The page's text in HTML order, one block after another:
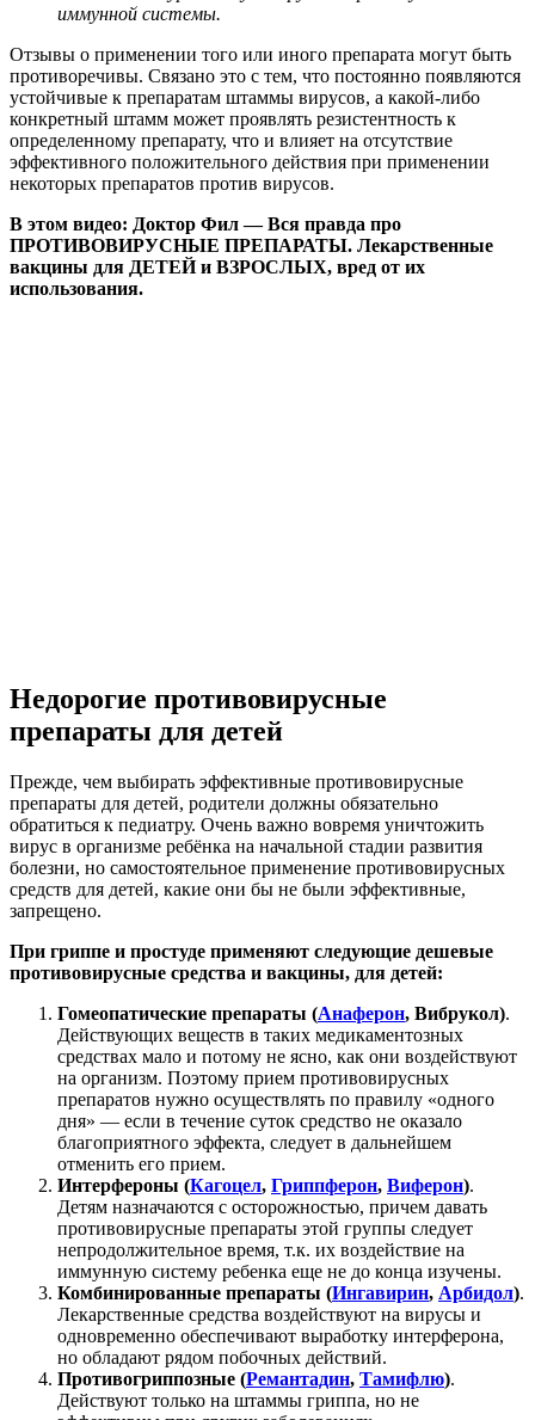
иммунной системы.
Отзывы о применении того или иного препарата могут быть
противоречивы. Связано это с тем, что постоянно появляются
устойчивые к препаратам штаммы вирусов, а какой-либо
конкретный штамм может проявлять резистентность к
определенному препарату, что и влияет на отсутствие
эффективного положительного действия при применении
некоторых препаратов против вирусов.
В этом видео: Доктор Фил — Вся правда про
ПРОТИВОВИРУСНЫЕ ПРЕПАРАТЫ. Лекарственные
вакцины для ДЕТЕЙ и ВЗРОСЛЫХ, вред от их
использования.
Недорогие противовирусные
препараты для детей
Прежде, чем выбирать эффективные противовирусные
препараты для детей, родители должны обязательно
обратиться к педиатру. Очень важно вовремя уничтожить
вирус в организме ребёнка на начальной стадии развития
болезни, но самостоятельное применение противовирусных
средств для детей, какие они бы не были эффективные,
запрещено.
При гриппе и простуде применяют следующие дешевые
противовирусные средства и вакцины, для детей:
Гомеопатические препараты (Анаферон, Вибрукол).
Действующих веществ в таких медикаментозных
средствах мало и потому не ясно, как они воздействуют
на организм. Поэтому прием противовирусных
препаратов нужно осуществлять по правилу «одного
дня» — если в течение суток средство не оказало
благоприятного эффекта, следует в дальнейшем
отменить его прием.
Интерфероны (Кагоцел, Гриппферон, Виферон).
Детям назначаются с осторожностью, причем давать
противовирусные препараты этой группы следует
непродолжительное время, т.к. их воздействие на
иммунную систему ребенка еще не до конца изучены.
Комбинированные препараты (Ингавирин, Арбидол).
Лекарственные средства воздействуют на вирусы и
одновременно обеспечивают выработку интерферона,
но обладают рядом побочных действий.
Противогриппозные (Ремантадин, Тамифлю).
Действуют только на штаммы гриппа, но не